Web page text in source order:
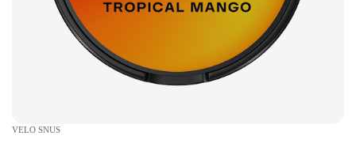
VELO SNUS